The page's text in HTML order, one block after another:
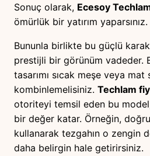
Sonuç olarak, Ecesoy
ömürlük bir yatırım yaparsınız.
Bununla birlikte bu güçlü
prestijli bir görünüm vadeder.
tasarımı sıcak meşe veya
kombinlemelisiniz. Techlam
otoriteyi temsil eden bu
bir değer katar. Örneğin,
kullanarak tezgahın o zengin
daha belirgin hale getirirsiniz.